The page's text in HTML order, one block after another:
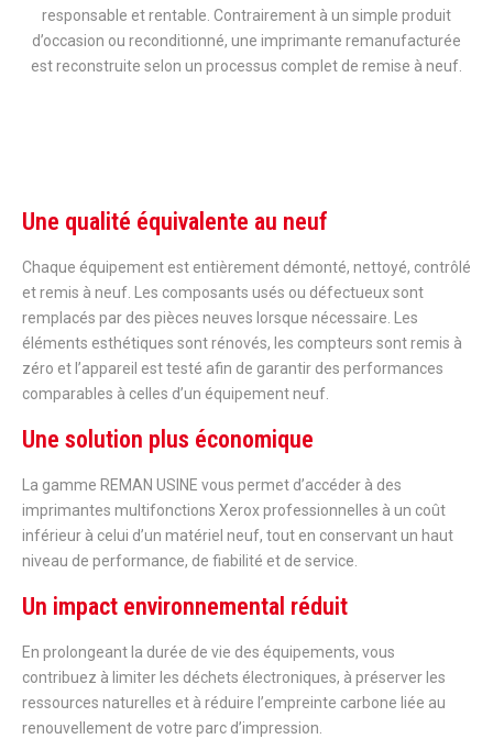
responsable et rentable. Contrairement à un simple produit
d’occasion ou reconditionné, une imprimante remanufacturée
est reconstruite selon un processus complet de remise à neuf.
Une qualité équivalente au neuf
Chaque équipement est entièrement démonté, nettoyé, contrôlé
et remis à neuf. Les composants usés ou défectueux sont
remplacés par des pièces neuves lorsque nécessaire. Les
éléments esthétiques sont rénovés, les compteurs sont remis à
zéro et l’appareil est testé afin de garantir des performances
comparables à celles d’un équipement neuf.
Une solution plus économique
La gamme REMAN USINE vous permet d’accéder à des
imprimantes multifonctions Xerox professionnelles à un coût
inférieur à celui d’un matériel neuf, tout en conservant un haut
niveau de performance, de fiabilité et de service.
Un impact environnemental réduit
En prolongeant la durée de vie des équipements, vous
contribuez à limiter les déchets électroniques, à préserver les
ressources naturelles et à réduire l’empreinte carbone liée au
renouvellement de votre parc d’impression.